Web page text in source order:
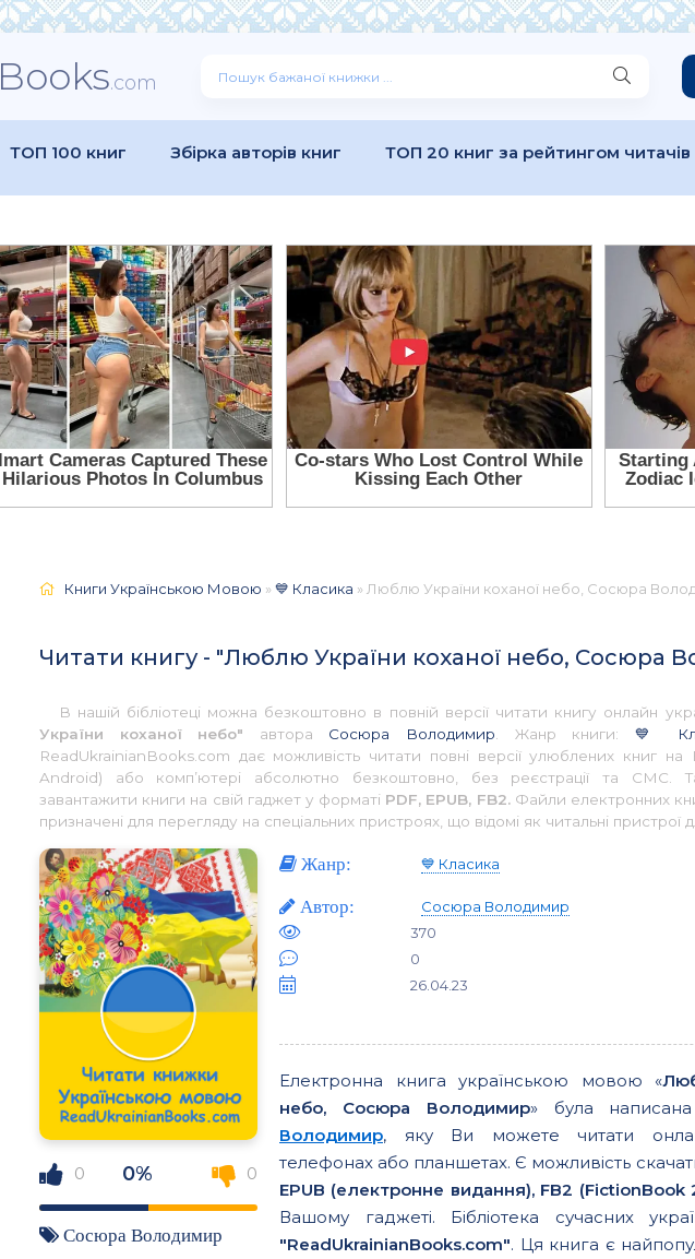
Books.com
ТОП 100 книг Збірка авторів книг ТОП 20 книг за рейтингом читачів
Книги Українською Мовою »💙 Класика » Люблю України коханої небо, Сосюра
Читати книгу - "Люблю України коханої небо, Сосюра
В нашій бібліотеці можна безкоштовно в повній версії читати книгу онлайн
України коханої небо" автора Сосюра Володимир . Жанр книги: 💙
ReadUkrainianBooks.com дає можливість читати повні версії улюблених книг
Android) або комп’ютері абсолютно безкоштовно, без реєстрації та СМС.
завантажити книги на свій гаджет у форматі PDF, EPUB, FB2.Файли електронних
призначені для перегляду на спеціальних пристроях, що відомі як читальні пристрої
0 0% 0
Сосюра Володимир
Жанр: 💙 Класика
Автор:
Сосюра Володимир
370
0
26.04.23
Електронна книга українською мовою «
небо, Сосюра Володимир» була
Володимир, яку Ви можете читати
телефонах або планшетах. Є можливість
EPUB (електронне видання), FB2 (FictionBook
Вашому гаджеті. Бібліотека сучасних
"ReadUkrainianBooks.com". Ця книга є